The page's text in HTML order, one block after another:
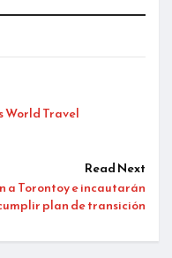
World Travel
Read Next
a Torontoy e incautarán
plan de transición